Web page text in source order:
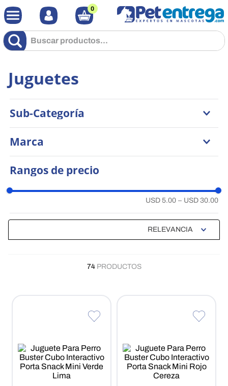
0
Buscar productos...
RELEVANCIA
Sub-Categoría
Interactivos
Peluches
Marca
Ferplast
Buster
Bongo
Rangos de precio
USD 5.00 – USD 30.00
Juguetes
74 PRODUCTOS